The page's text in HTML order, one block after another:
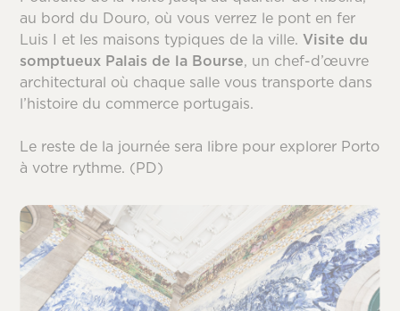
au bord du Douro, où vous verrez le pont en fer
Luis I et les maisons typiques de la ville.Visite du
somptueux Palais de la Bourse, un chef-d’œuvre
architectural où chaque salle vous transporte dans
l’histoire du commerce portugais.
Le reste de la journée sera libre pour explorer Porto
à votre rythme. (PD)